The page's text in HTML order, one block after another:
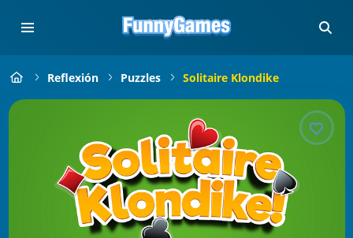
Reflexión Puzzles Solitaire Klondike